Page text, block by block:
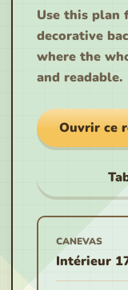
Use this plan
decorative
where the
and readable.
Ouvrir ce
CANEVAS
Intérieur